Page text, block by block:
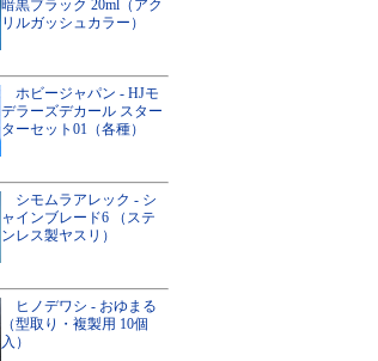
暗黒ブラック 20ml（アク
リルガッシュカラー）
ホビージャパン - HJモ
デラーズデカール スター
ターセット01（各種）
シモムラアレック - シ
ャインブレード6 （ステ
ンレス製ヤスリ）
ヒノデワシ - おゆまる
（型取り・複製用 10個
入）